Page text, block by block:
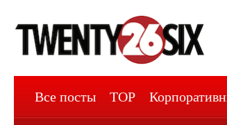
Все посты TOP